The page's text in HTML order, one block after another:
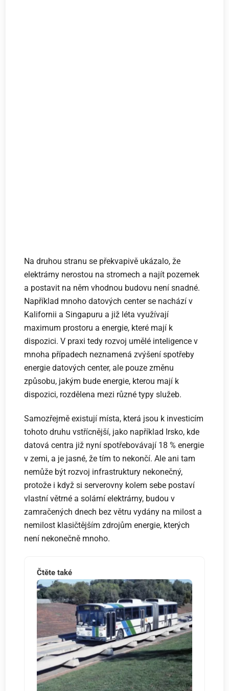
Na druhou stranu se překvapivě ukázalo, že
elektrárny nerostou na stromech a najít pozemek
a postavit na něm vhodnou budovu není snadné.
Například mnoho datových center se nachází v
Kalifornii a Singapuru a již léta využívají
maximum prostoru a energie, které mají k
dispozici. V praxi tedy rozvoj umělé inteligence v
mnoha případech neznamená zvýšení spotřeby
energie datových center, ale pouze změnu
způsobu, jakým bude energie, kterou mají k
dispozici, rozdělena mezi různé typy služeb.
Samozřejmě existují místa, která jsou k investicím
tohoto druhu vstřícnější, jako například Irsko, kde
datová centra již nyní spotřebovávají 18 % energie
v zemi, a je jasné, že tím to nekončí. Ale ani tam
nemůže být rozvoj infrastruktury nekonečný,
protože i když si serverovny kolem sebe postaví
vlastní větrné a solární elektrárny, budou v
zamračených dnech bez větru vydány na milost a
nemilost klasičtějším zdrojům energie, kterých
není nekonečně mnoho.
Čtěte také